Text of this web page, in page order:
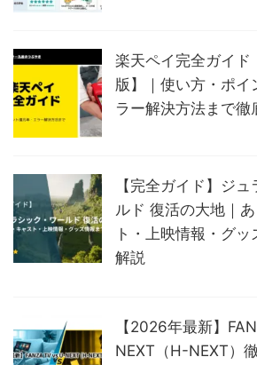
楽天ペイ完全ガイ
版】｜使い方・ポイ
ラー解決方法まで徹
【完全ガイド】ジ
ルド 復活の大地｜
ト・上映情報・グ
解説
【2026年最新】
NEXT（H-NEXT）